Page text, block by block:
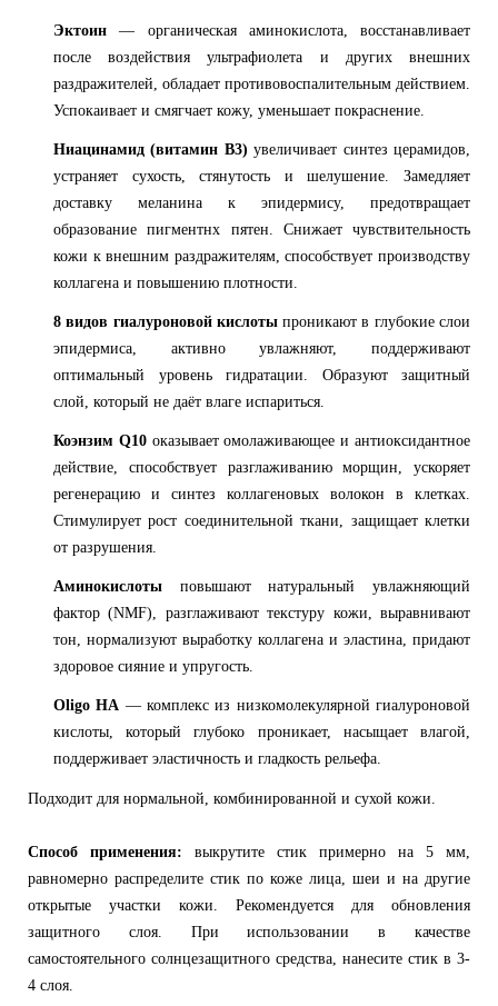
Эктоин— органическая аминокислота, восстанавливает
после воздействия ультрафиолета и других внешних
раздражителей, обладает противовоспалительным действием.
Успокаивает и смягчает кожу, уменьшает покраснение.
Ниацинамид (витамин B3)увеличивает синтез церамидов,
устраняет сухость, стянутость и шелушение. Замедляет
доставку меланина к эпидермису, предотвращает
образование пигментнх пятен. Снижает чувствительность
кожи к внешним раздражителям, способствует производству
коллагена и повышению плотности.
8 видов гиалуроновой кислотыпроникают в глубокие слои
эпидермиса, активно увлажняют, поддерживают
оптимальный уровень гидратации. Образуют защитный
слой, который не даёт влаге испариться.
Коэнзим Q10 оказывает омолаживающее и антиоксидантное
действие, способствует разглаживанию морщин, ускоряет
регенерацию и синтез коллагеновых волокон в клетках.
Стимулирует рост соединительной ткани, защищает клетки
от разрушения.
Аминокислоты повышают натуральный увлажняющий
фактор (NMF), разглаживают текстуру кожи, выравнивают
тон, нормализуют выработку коллагена и эластина, придают
здоровое сияние и упругость.
Oligo HA — комплекс из низкомолекулярной гиалуроновой
кислоты, который глубоко проникает, насыщает влагой,
поддерживает эластичность и гладкость рельефа.
Подходит для нормальной, комбинированной и сухой кожи.
Способ применения:
выкрутите стик примерно на 5 мм,
равномерно распределите стик по коже лица, шеи и на другие
открытые участки кожи. Рекомендуется для обновления
защитного слоя. При использовании в качестве
самостоятельного солнцезащитного средства, нанесите стик в 3-
4 слоя.